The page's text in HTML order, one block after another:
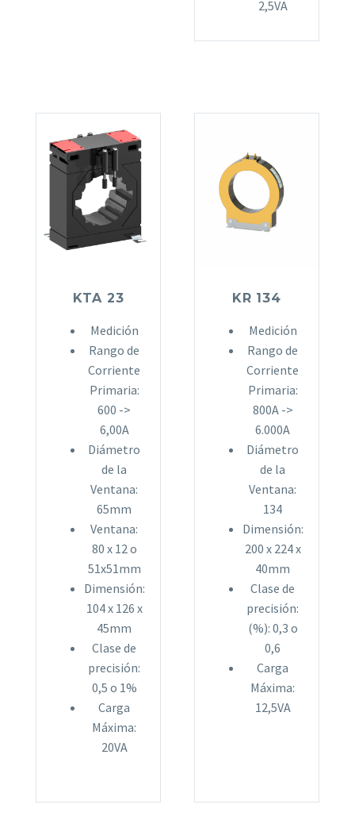
2,5VA
KTA 23
Medición
Rango de
Corriente
Primaria:
600 ->
6,00A
Diámetro
de la
Ventana:
65mm
Ventana:
80 x 12 o
51x51mm
Dimensión:
104 x 126 x
45mm
Clase de
precisión:
0,5 o 1%
Carga
Máxima:
20VA
KR 134
Medición
Rango de
Corriente
Primaria:
800A ->
6.000A
Diámetro
de la
Ventana:
134
Dimensión:
200 x 224 x
40mm
Clase de
precisión:
(%): 0,3 o
0,6
Carga
Máxima:
12,5VA